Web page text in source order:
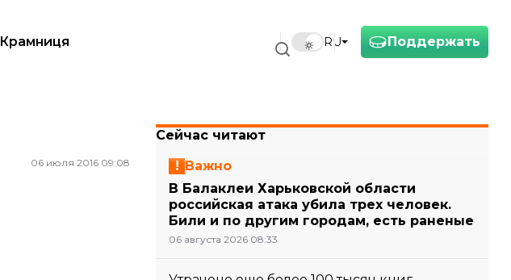
Поддержать
RU
Крамниця
06 июля 2016 09:08
Сейчас читают
Важно
В Балаклеи Харьковской области
российская атака убила трех человек.
Били и по другим городам, есть раненые
06 августа 2026 08:33